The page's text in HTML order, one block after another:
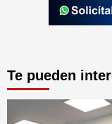
Te pueden